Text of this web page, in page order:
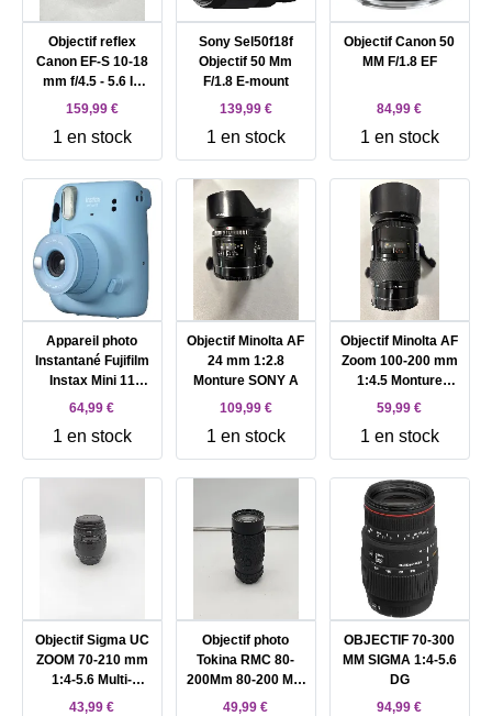
Objectif reflex
Canon EF-S 10-18
mm f/4.5 - 5.6 IS
STM
159,99 €
1 en stock
Sony Sel50f18f
Objectif 50 Mm
F/1.8 E-mount
139,99 €
1 en stock
Objectif Canon 50
MM F/1.8 EF
84,99 €
1 en stock
Appareil photo
Instantané Fujifilm
Instax Mini 11
objectif : 60 mm -
ciel
64,99 €
1 en stock
Objectif Minolta AF
24 mm 1:2.8
Monture SONY A
109,99 €
1 en stock
Objectif Minolta AF
Zoom 100-200 mm
1:4.5 Monture
SONY A
59,99 €
1 en stock
Objectif Sigma UC
ZOOM 70-210 mm
1:4-5.6 Multi-
Coated - Monture
43,99 €
Objectif photo
Tokina RMC 80-
200Mm 80-200 Mm
1:4 4 M42
49,99 €
OBJECTIF 70-300
MM SIGMA 1:4-5.6
DG
94,99 €